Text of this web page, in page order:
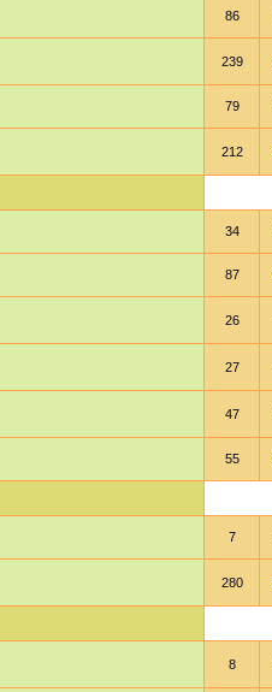
86
239
79
212
34
87
26
27
47
55
7
280
8